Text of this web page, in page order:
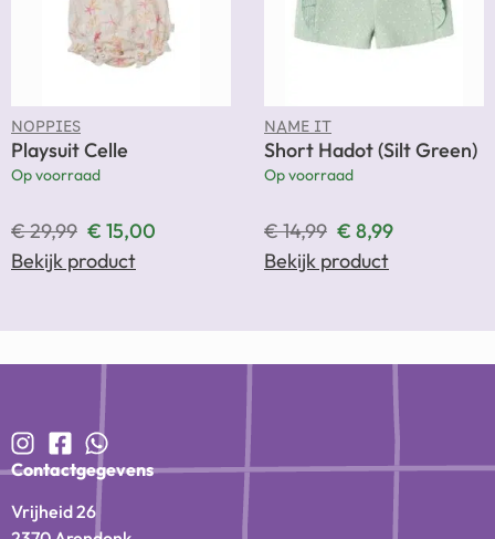
NOPPIES
Playsuit Celle
Op voorraad
€29,99 € 15,00
Bekijk product
NAME IT
Short Hadot (Silt Green)
Op voorraad
€14,99 € 8,99
Bekijk product
Contactgegevens
Vrijheid 26